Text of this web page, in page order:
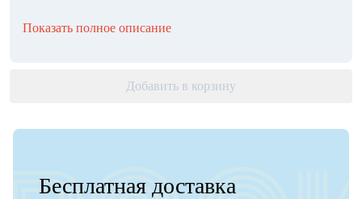
Показать полное описание
Добавить в корзину
Бесплатная доставка